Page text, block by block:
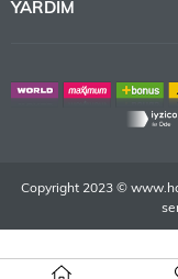
YARDIM
Copyright 2023 ©